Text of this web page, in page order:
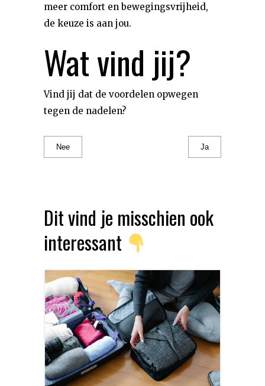
meer comfort en bewegingsvrijheid,
de keuze is aan jou.
Wat vind jij?
Vind jij dat de voordelen opwegen
tegen de nadelen?
Nee Ja
Dit vind je misschien ook
interessant